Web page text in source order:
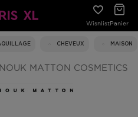
WishlistPanier
CHEVEUX MAISON
MATTON COSMETICS